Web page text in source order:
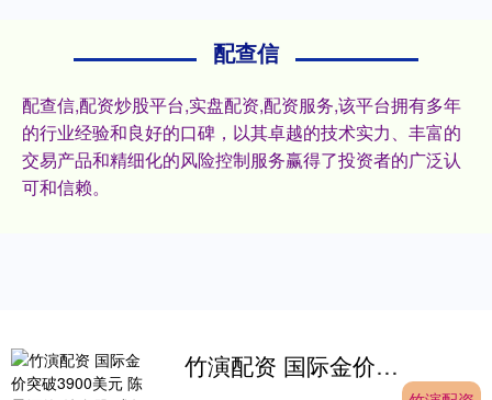
配查信
配查信,配资炒股平台,实盘配资,配资服务,该平台拥有多年
的行业经验和良好的口碑，以其卓越的技术实力、丰富的
交易产品和精细化的风险控制服务赢得了投资者的广泛认
可和信赖。
竹演配资 国际金价突破3900美元 陈景河的“纯金股”成年内第二大港股IPO